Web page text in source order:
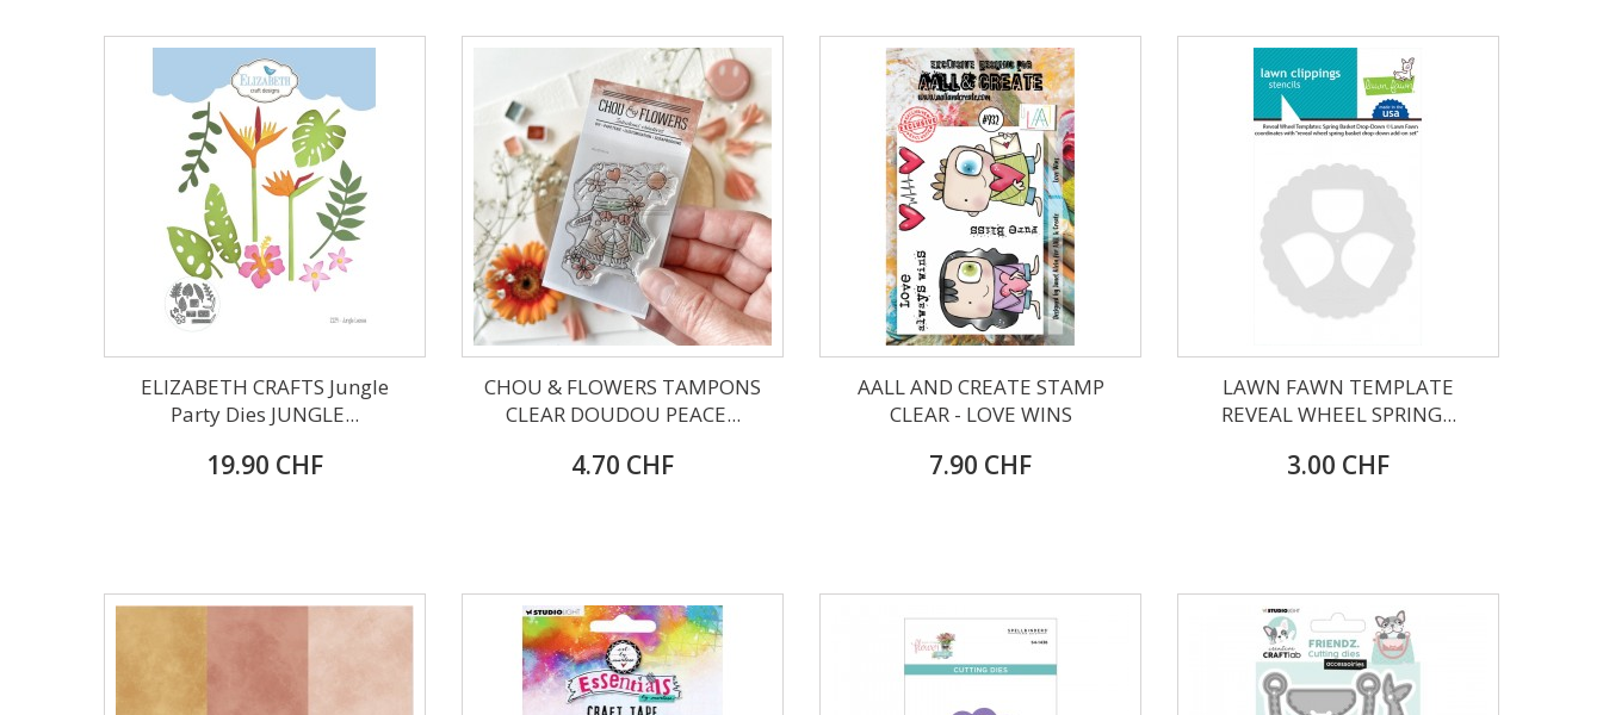
ELIZABETH CRAFTS Jungle
Party Dies JUNGLE...
19.90 CHF
CHOU & FLOWERS TAMPONS
CLEAR DOUDOU PEACE...
4.70 CHF
AALL AND CREATE STAMP
CLEAR - LOVE WINS
7.90 CHF
LAWN FAWN TEMPLATE
REVEAL WHEEL SPRING...
3.00 CHF